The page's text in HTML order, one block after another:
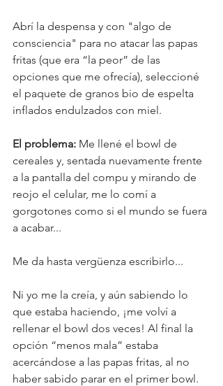
Abrí la despensa y con "algo de
consciencia" para no atacar las papas
fritas (que era “la peor” de las
opciones que me ofrecía), seleccioné
el paquete de granos bio de espelta
inflados endulzados con miel.
El problema: Me llené el bowl de
cereales y, sentada nuevamente frente
a la pantalla del compu y mirando de
reojo el celular, me lo comí a
gorgotones como si el mundo se fuera
a acabar...
Me da hasta vergüenza escribirlo...
Ni yo me la creía, y aún sabiendo lo
que estaba haciendo, ¡me volví a
rellenar el bowl dos veces! Al final la
opción “menos mala” estaba
acercándose a las papas fritas, al no
haber sabido parar en el primer bowl.